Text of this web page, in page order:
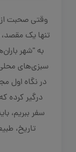
وقتی صحبت
تنها یک
به "شهر
سبزی‌های
در نگاه اول
درگیر کرده که
سفر ببریم،
تاریخ،